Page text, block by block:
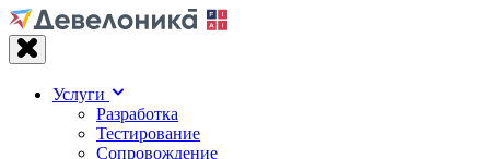
Услуги
Разработка
Тестирование
Сопровождение